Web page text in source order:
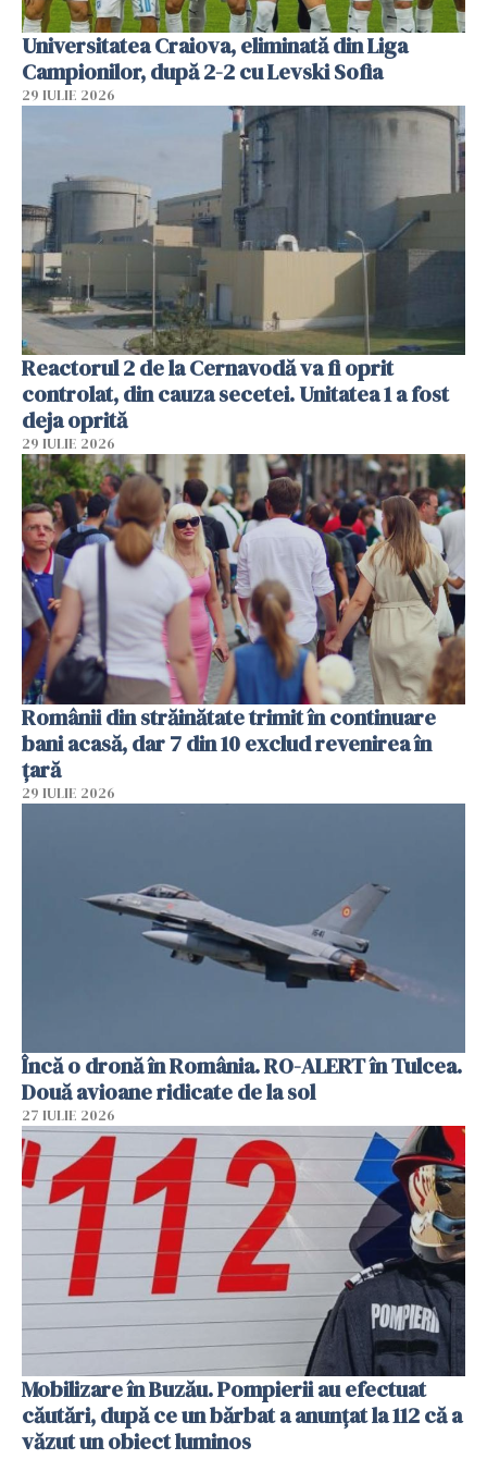
Universitatea Craiova, eliminată din Liga
Campionilor, după 2-2 cu Levski Sofia
29 IULIE 2026
Reactorul 2 de la Cernavodă va fi oprit
controlat, din cauza secetei. Unitatea 1 a fost
deja oprită
29 IULIE 2026
Românii din străinătate trimit în continuare
bani acasă, dar 7 din 10 exclud revenirea în
țară
29 IULIE 2026
Încă o dronă în România. RO-ALERT în Tulcea.
Două avioane ridicate de la sol
27 IULIE 2026
Mobilizare în Buzău. Pompierii au efectuat
căutări, după ce un bărbat a anunțat la 112 că a
văzut un obiect luminos